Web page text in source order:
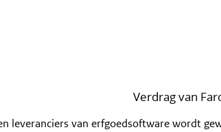
Verdrag van
door organisaties op het gebied van
leveranciers van erfgoedsoftware wordt